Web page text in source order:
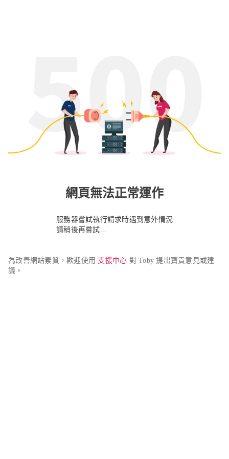
網頁無法正常運作
服務器嘗試執行請求時遇到意外情況
請稍後再嘗試...
為改善網站素質，歡迎使用 支援中心 對 Toby 提出寶貴意見或建
議。